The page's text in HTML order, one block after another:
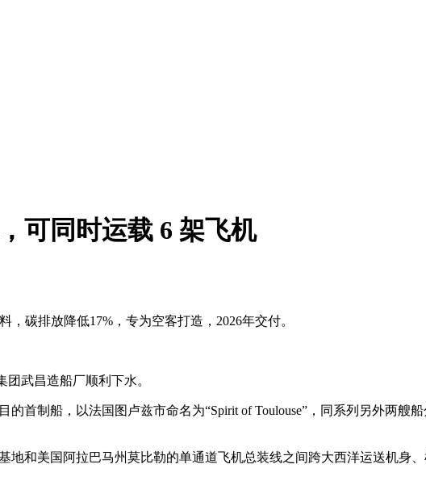
可同时运载 6 架飞机
碳排放降低17%，专为空客打造，2026年交付。
武昌造船厂顺利下水。
首制船，以法国图卢兹市命名为“Spirit of Toulouse”，同系列另外两艘船
和美国阿拉巴马州莫比勒的单通道飞机总装线之间跨大西洋运送机身、